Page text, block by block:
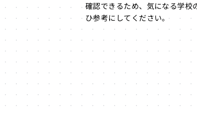
確認できるため、気になる学校
ひ参考にしてください。